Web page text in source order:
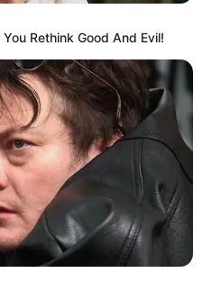
ναυτικός
4 … 8
Rethink Good And Evil!